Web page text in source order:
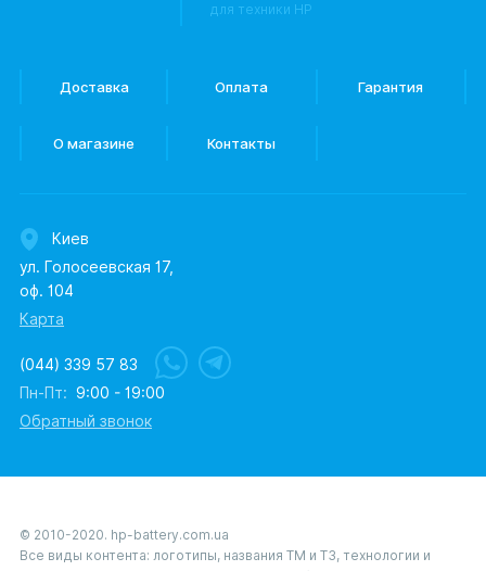
для техники HP
Доставка Оплата Гарантия
О магазине Контакты
Киев
ул. Голосеевская 17,
оф. 104
Карта
(044) 339 57 83
Пн-Пт: 9:00 - 19:00
Обратный звонок
© 2010-2020. hp-battery.com.ua
Все виды контента: логотипы, названия ТМ и ТЗ, технологии и